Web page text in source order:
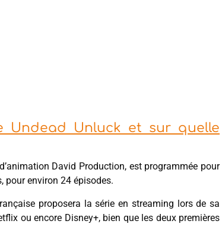
Undead Unluck et sur quelle
David Production, est programmée pour
pour environ 24 épisodes.
proposera la série en streaming lors de sa
ou encore Disney+, bien que les deux premières